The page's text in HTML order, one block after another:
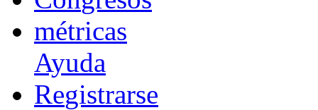
métricas
Ayuda
Registrarse